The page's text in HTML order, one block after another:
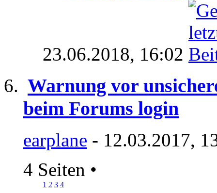
23.06.2018, 16:02
Warnung vor
beim Forums login
earplane - 12.03.2017,
4 Seiten •
1 2 3 4